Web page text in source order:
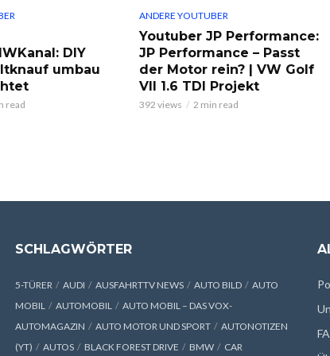
DIY
umbau
read
ANDERE YOUTUBER
Youtuber JP Performance:
JP Performance – Passt
der Motor rein? | VW Golf
VII 1.6 TDI Projekt
392 views 2 min read
SCHLAGWÖRTER
5-TÜRER AUDI AUSFAHRTTV NEWS AUTO BILD
AUTO
MOBIL
AUTOMOBIL
AUTO MOBIL – DAS VOX-
AUTOMAGAZIN
AUTO MOTOR UND SPORT
AUTONOTIZEN
(YT)
AUTOS BLACK FOREST DRIVE BMW CAR